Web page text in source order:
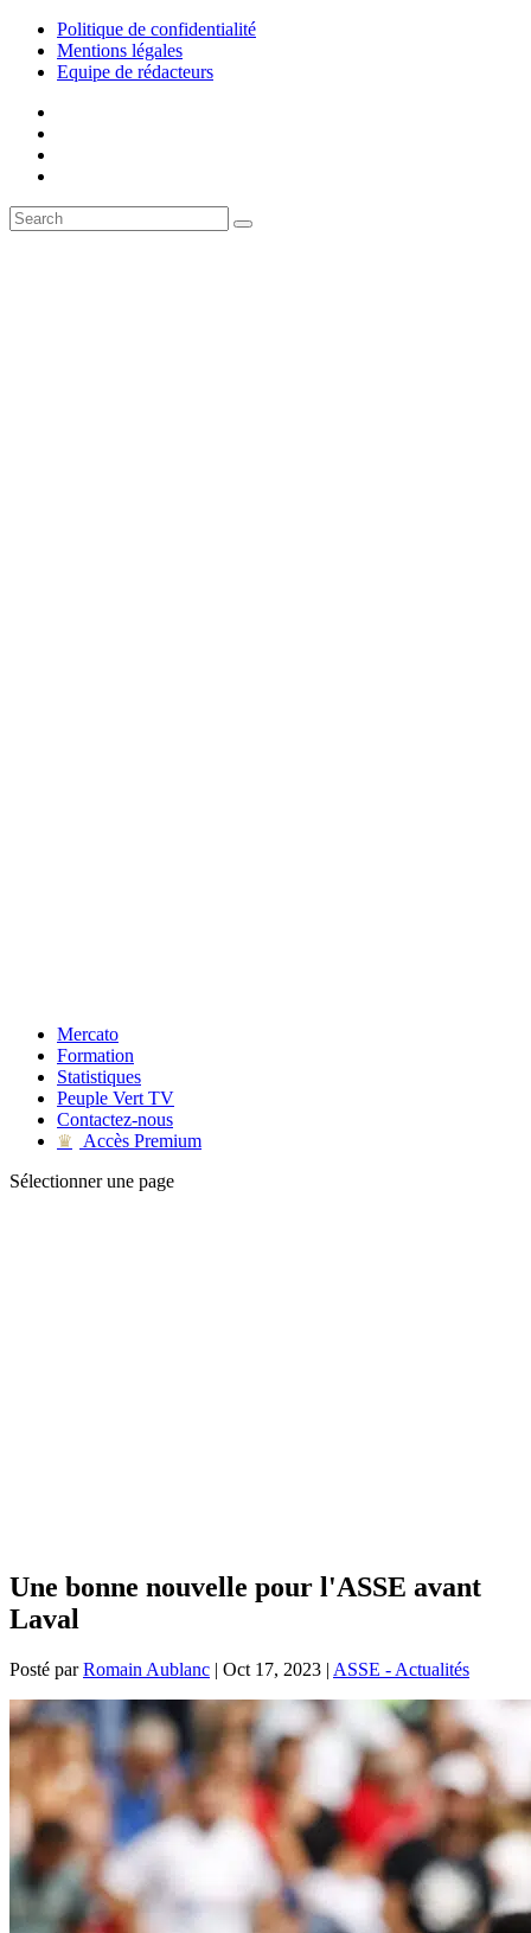
Politique de confidentialité
Mentions légales
Equipe de rédacteurs
Mercato
Formation
Statistiques
Peuple Vert TV
Contactez-nous
♛
Accès Premium
Sélectionner une page
Une bonne nouvelle pour l'ASSE avant
Laval
Posté parRomain Aublanc | Oct 17, 2023 | ASSE - Actualités